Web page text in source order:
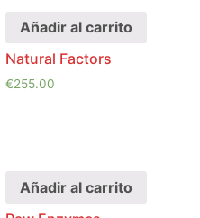
Añadir al carrito
Natural Factors
€255.00
Añadir al carrito